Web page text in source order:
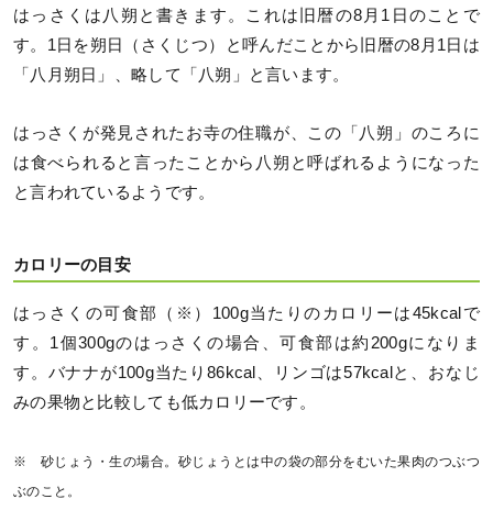
はっさくは八朔と書きます。これは旧暦の8月1日のことで
す。1日を朔日（さくじつ）と呼んだことから旧暦の8月1日は
「八月朔日」、略して「八朔」と言います。
はっさくが発見されたお寺の住職が、この「八朔」のころに
は食べられると言ったことから八朔と呼ばれるようになった
と言われているようです。
カロリーの目安
はっさくの可食部（※）100g当たりのカロリーは45kcalで
す。1個300gのはっさくの場合、可食部は約200gになりま
す。バナナが100g当たり86kcal、リンゴは57kcalと、おなじ
みの果物と比較しても低カロリーです。
※ 砂じょう・生の場合。砂じょうとは中の袋の部分をむいた果肉のつぶつ
ぶのこと。